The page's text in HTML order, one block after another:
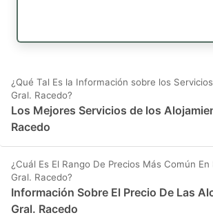
¿Qué Tal Es la Información sobre los
Gral. Racedo?
Los Mejores Servicios de los
Racedo
¿Cuál Es El Rango De Precios Más Común En
Gral. Racedo?
Información Sobre El Precio De Las
Gral. Racedo